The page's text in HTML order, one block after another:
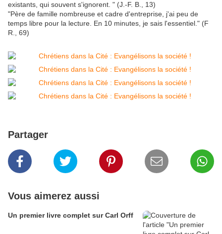
existants, qui souvent s'ignorent. " (J.-F. B., 13)
"Père de famille nombreuse et cadre d'entreprise, j'ai peu de
temps libre pour la lecture. En 10 minutes, je sais l'essentiel." (F
R., 69)
Partager
Vous aimerez aussi
Un premier livre complet sur Carl Orff